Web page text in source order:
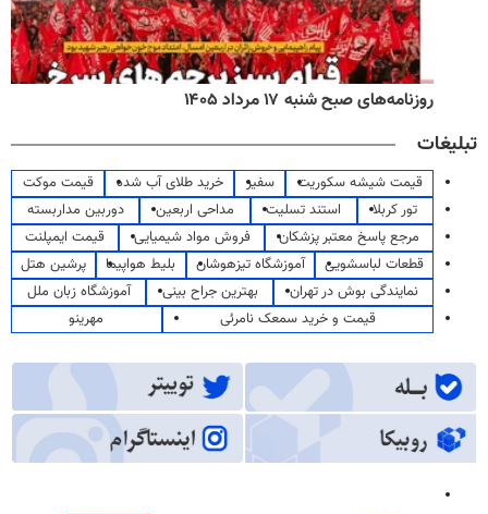
روزنامه‌های صبح شنبه ۱۷ مرداد ۱۴۰۵
تبلیغات
قیمت شیشه سکوریت سفیر خرید طلای آب شده
قیمت موکت
تور کربلا
استند تسلیت مداحی اربعین
دوربین مداربسته
مرجع پاسخ معتبر پزشکان
فروش مواد شیمیایی
قیمت ایمپلنت
قطعات لباسشویی
آموزشگاه تیزهوشان بلیط هواپیما
پرشین هتل
نمایندگی بوش در تهران
بهترین جراح بینی
آموزشگاه زبان ملل
قیمت و خرید سمعک نامرئی
مهرینو